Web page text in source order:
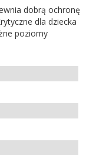
dobrą ochronę
dla dziecka
poziomy